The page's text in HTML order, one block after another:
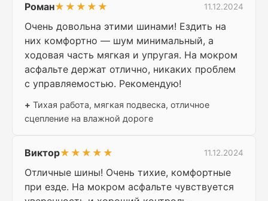
Роман★★★★★ 11.12.2024
Очень довольна этими шинами! Ездить на
них комфортно — шум минимальный, а
ходовая часть мягкая и упругая. На мокром
асфальте держат отлично, никаких проблем
с управляемостью. Рекомендую!
+ Тихая работа, мягкая подвеска, отличное
сцепление на влажной дороге
Виктор★★★★★ 11.12.2024
Отличные шины! Очень тихие, комфортные
при езде. На мокром асфальте чувствуется